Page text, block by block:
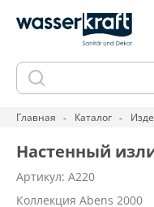
Главная Каталог
Настенный
Артикул: A220
Коллекция Abens 2000